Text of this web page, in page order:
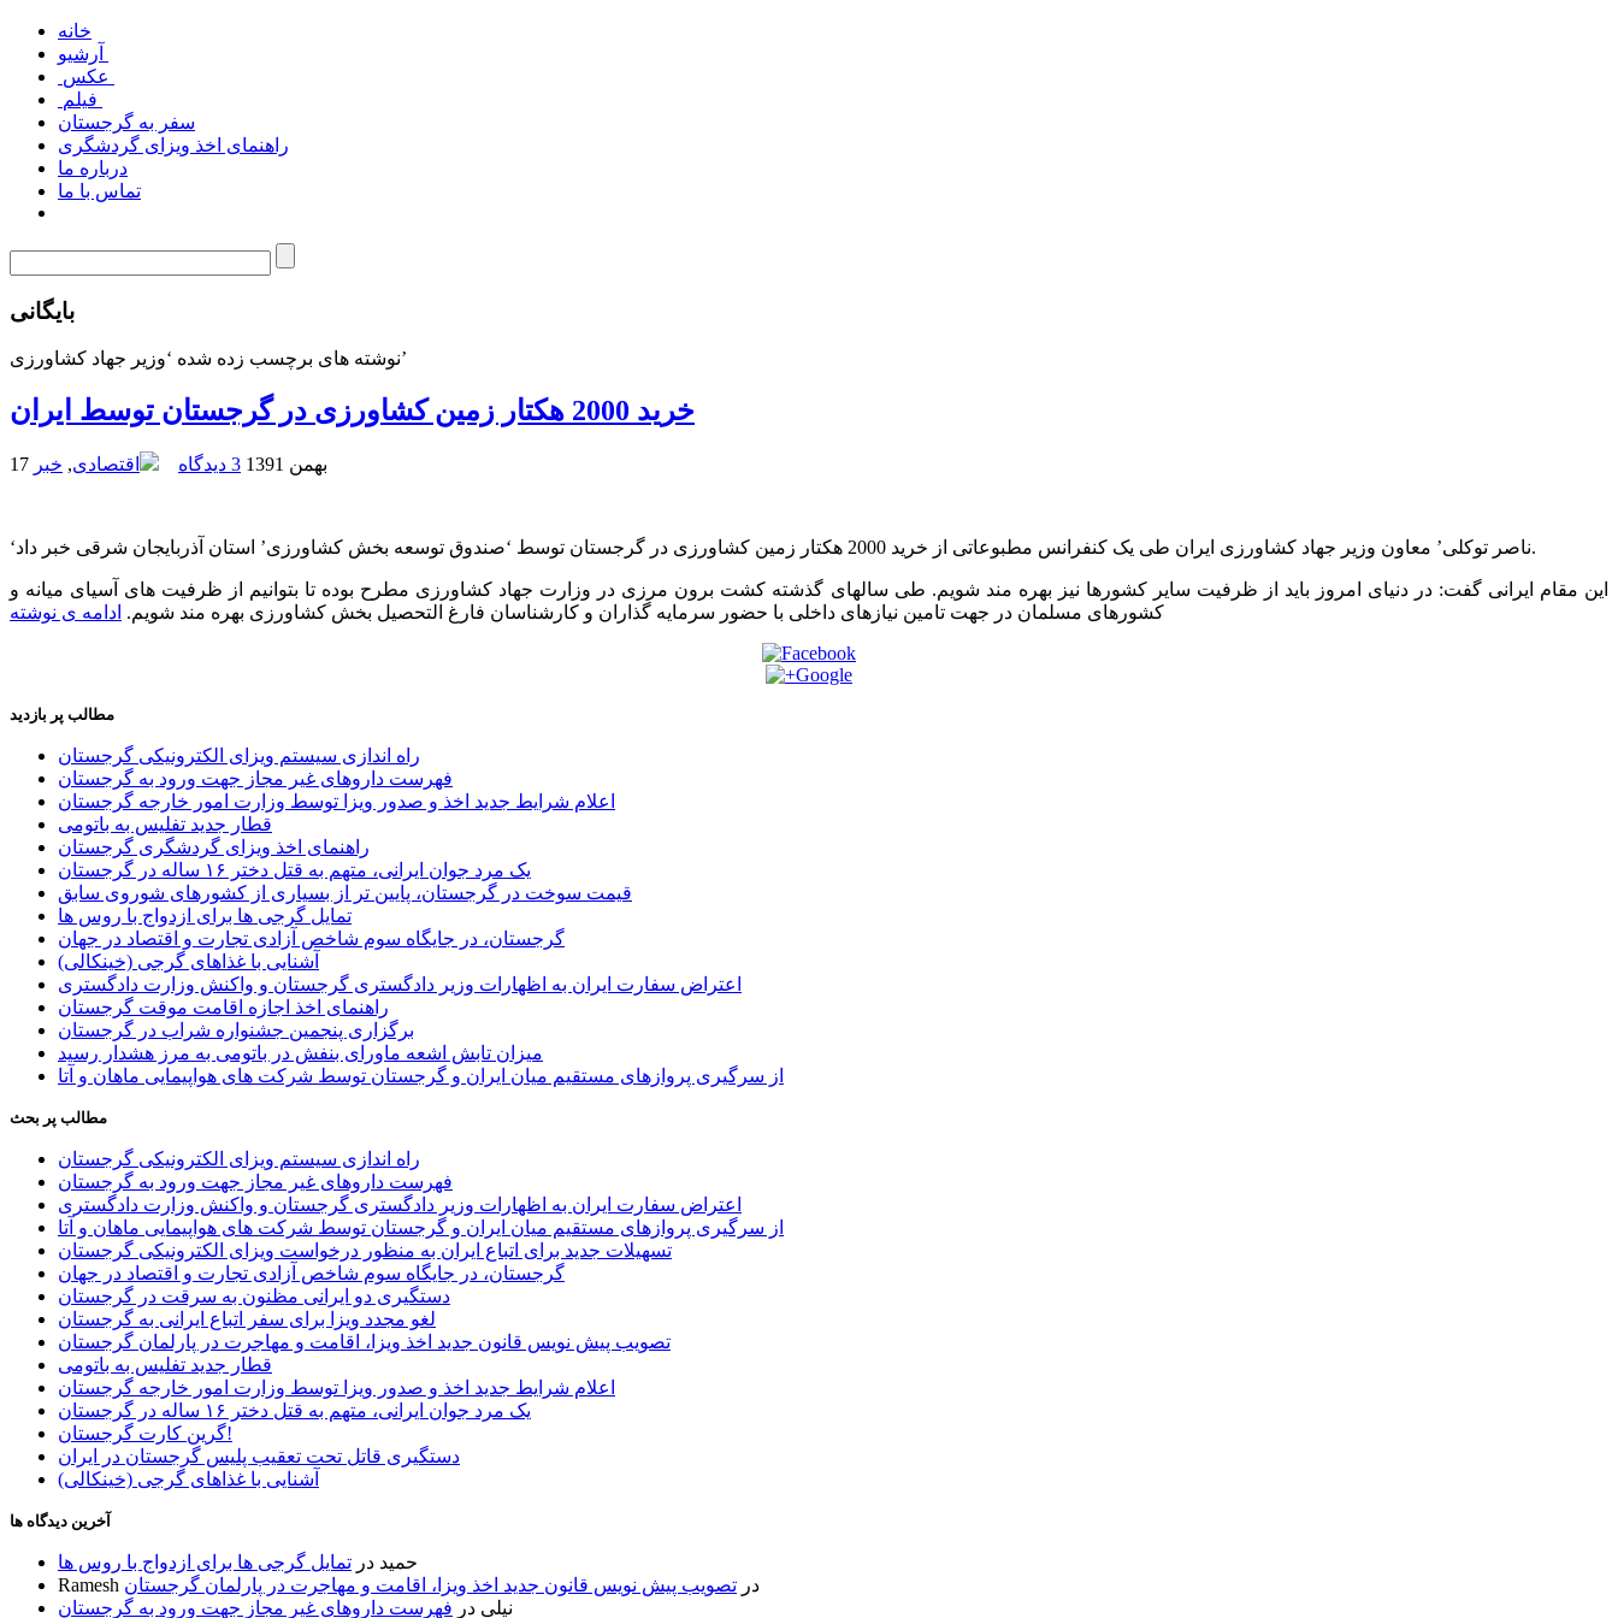
خانه
سفر به گرجستان
راهنمای اخذ ویزای گردشگری
درباره ما
تماس با ما
بایگانی
نوشته های برچسب زده شده ‘وزیر جهاد کشاورزی’
خرید 2000 هکتار زمین کشاورزی در گرجستان توسط ایران
17 بهمن 1391 3 دیدگاه اقتصادی, خبر
‘ناصر توکلی’ معاون وزیر جهاد کشاورزی ایران طی یک کنفرانس مطبوعاتی از خرید 2000 هکتار زمین کشاورزی در گرجستان توسط ‘صندوق توسعه بخش کشاورزی’ استان آذربایجان شرقی خبر داد.
این مقام ایرانی گفت: در دنیای امروز باید از ظرفیت سایر کشورها نیز بهره مند شویم. طی سالهای گذشته کشت برون مرزی در وزارت جهاد کشاورزی مطرح بوده تا بتوانیم از ظرفیت های آسیای میانه و
کشورهای مسلمان در جهت تامین نیازهای داخلی با حضور سرمایه گذاران و کارشناسان فارغ التحصیل بخش کشاورزی بهره مند شویم. ادامه ی نوشته
مطالب پر بازدید
راه اندازی سیستم ویزای الکترونیکی گرجستان
فهرست داروهای غیر مجاز جهت ورود به گرجستان
اعلام شرایط جدید اخذ و صدور ویزا توسط وزارت امور خارجه گرجستان
قطار جدید تفلیس به باتومی
راهنمای اخذ ویزای گردشگری گرجستان
یک مرد جوان ایرانی، متهم به قتل دختر ۱۶ ساله در گرجستان
قیمت سوخت در گرجستان، پایین تر از بسیاری از کشورهای شوروی سابق
تمایل گرجی ها برای ازدواج با روس ها
گرجستان، در جایگاه سوم شاخص آزادی تجارت و اقتصاد در جهان
آشنایی با غذاهای گرجی (خینکالی)
اعتراض سفارت ایران به اظهارات وزیر دادگستری گرجستان و واکنش وزارت دادگستری
راهنمای اخذ اجازه اقامت موقت گرجستان
برگزاری پنجمین جشنواره شراب در گرجستان
میزان تابش اشعه ماورای بنفش در باتومی به مرز هشدار رسید
از سرگیری پروازهای مستقیم میان ایران و گرجستان توسط شرکت های هواپیمایی ماهان و آتا
مطالب پر بحث
راه اندازی سیستم ویزای الکترونیکی گرجستان
فهرست داروهای غیر مجاز جهت ورود به گرجستان
اعتراض سفارت ایران به اظهارات وزیر دادگستری گرجستان و واکنش وزارت دادگستری
از سرگیری پروازهای مستقیم میان ایران و گرجستان توسط شرکت های هواپیمایی ماهان و آتا
تسهیلات جدید برای اتباع ایران به منظور درخواست ویزای الکترونیکی گرجستان
گرجستان، در جایگاه سوم شاخص آزادی تجارت و اقتصاد در جهان
دستگیری دو ایرانی مظنون به سرقت در گرجستان
لغو مجدد ویزا برای سفر اتباع ایرانی به گرجستان
تصویب پیش نویس قانون جدید اخذ ویزا، اقامت و مهاجرت در پارلمان گرجستان
قطار جدید تفلیس به باتومی
اعلام شرایط جدید اخذ و صدور ویزا توسط وزارت امور خارجه گرجستان
یک مرد جوان ایرانی، متهم به قتل دختر ۱۶ ساله در گرجستان
گرین کارت گرجستان!
دستگیری قاتل تحت تعقیب پلیس گرجستان در ایران
آشنایی با غذاهای گرجی (خینکالی)
آخرین دیدگاه ها
حمید در تمایل گرجی ها برای ازدواج با روس ها
Ramesh
در تصویب پیش نویس قانون جدید اخذ ویزا، اقامت و مهاجرت در پارلمان گرجستان
نیلی در فهرست داروهای غیر مجاز جهت ورود به گرجستان